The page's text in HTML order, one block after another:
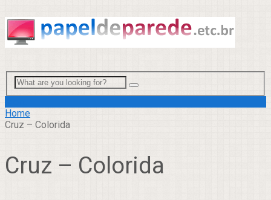
Home
Cruz – Colorida
Cruz – Colorida